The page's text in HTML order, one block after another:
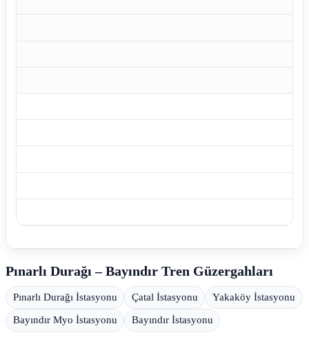
Pınarlı Durağı – Bayındır Tren Güzergahları
Pınarlı Durağı İstasyonu Çatal İstasyonu Yakaköy İstasyonu
Bayındır Myo İstasyonu Bayındır İstasyonu